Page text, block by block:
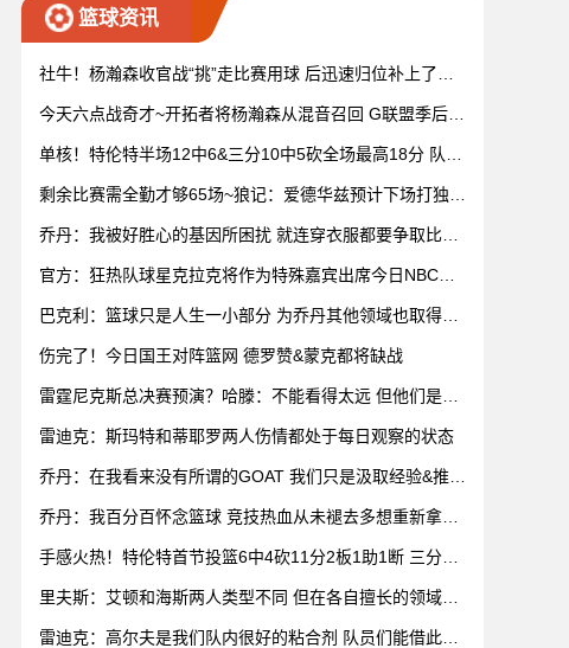
篮球资讯
社牛！杨瀚森收官战“挑”走比赛用球 后迅速归位补上了赛
今天六点战奇才~开拓者将杨瀚森从混音召回 G联盟季后赛
单核！特伦特半场12中6&三分10中5砍全场最高18分 队友
剩余比赛需全勤才够65场~狼记：爱德华兹预计下场打独行
乔丹：我被好胜心的基因所困扰 就连穿衣服都要争取比妻
官方：狂热队球星克拉克将作为特殊嘉宾出席今日NBC赛
巴克利：篮球只是人生一小部分 为乔丹其他领域也取得成
伤完了！今日国王对阵篮网 德罗赞&蒙克都将缺战
雷霆尼克斯总决赛预演？哈滕：不能看得太远 但他们是支
雷迪克：斯玛特和蒂耶罗两人伤情都处于每日观察的状态
乔丹：在我看来没有所谓的GOAT 我们只是汲取经验&推动
乔丹：我百分百怀念篮球 竞技热血从未褪去多想重新拿球
手感火热！特伦特首节投篮6中4砍11分2板1助1断 三分5
里夫斯：艾顿和海斯两人类型不同 但在各自擅长的领域都
雷迪克：高尔夫是我们队内很好的粘合剂 队员们能借此尽